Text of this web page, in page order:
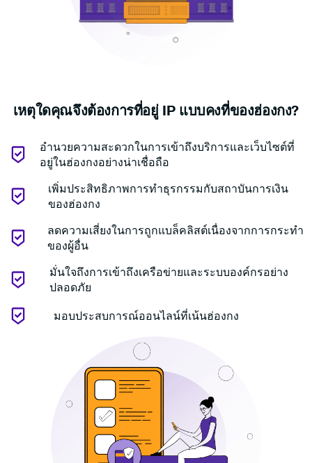
เหตุใดคุณจึงต้องการที่อยู่ IP แบบคงที่ของฮ่องกง?
อำนวยความสะดวกในการเข้าถึงบริการและเว็บไซต์ที่
อยู่ในฮ่องกงอย่างน่าเชื่อถือ
เพิ่มประสิทธิภาพการทำธุรกรรมกับสถาบันการเงิน
ของฮ่องกง
ลดความเสี่ยงในการถูกแบล็คลิสต์เนื่องจากการกระทำ
ของผู้อื่น
มั่นใจถึงการเข้าถึงเครือข่ายและระบบองค์กรอย่าง
ปลอดภัย
มอบประสบการณ์ออนไลน์ที่เน้นฮ่องกง